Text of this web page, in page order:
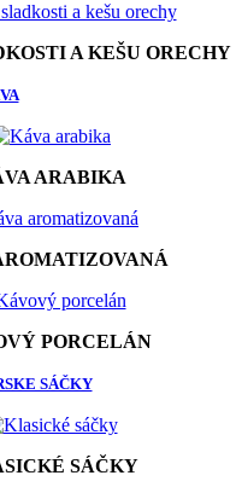
A KEŠU ORECHY
ARABIKA
PORCELÁN
SÁČKY
SÁČKY